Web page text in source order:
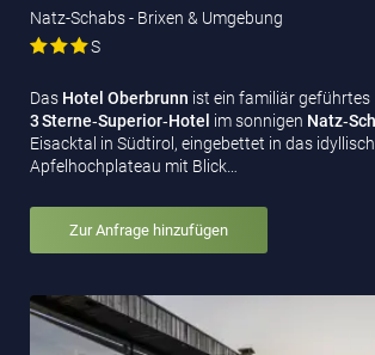
Natz-Schabs - Brixen & Umgebung
S
Das Hotel Oberbrunn ist ein familiär geführtes
3 Sterne‑Superior‑Hotel im sonnigen
Eisacktal in Südtirol, eingebettet in das
Apfelhochplateau mit Blick…
Zur Anfrage hinzufügen